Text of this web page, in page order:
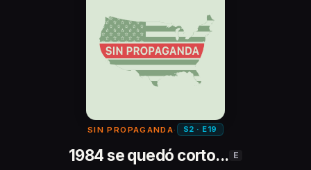
SIN PROPAGANDA· S2 · E19
1984 se quedó corto... E